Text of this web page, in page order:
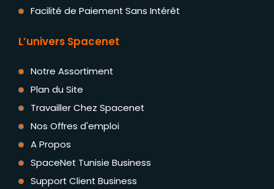
Facilité de Paiement Sans Intérêt
L’univers Spacenet
Notre Assortiment
Plan du Site
Travailler Chez Spacenet
Nos Offres d'emploi
A Propos
SpaceNet Tunisie Business
Support Client Business